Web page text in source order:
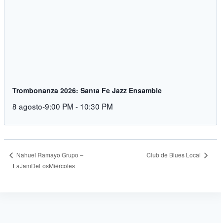
Trombonanza 2026: Santa Fe Jazz Ensamble
8 agosto-9:00 PM - 10:30 PM
Nahuel Ramayo Grupo –
LaJamDeLosMiércoles
Club de Blues Local